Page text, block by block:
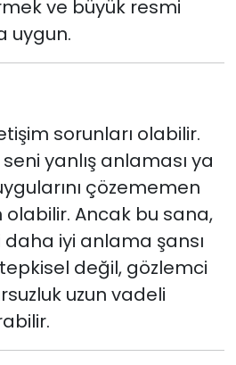
ve büyük resmi
uygun.
sorunları olabilir.
yanlış anlaması ya
çözememen
Ancak bu sana,
iyi anlama şansı
değil, gözlemci
uzun vadeli